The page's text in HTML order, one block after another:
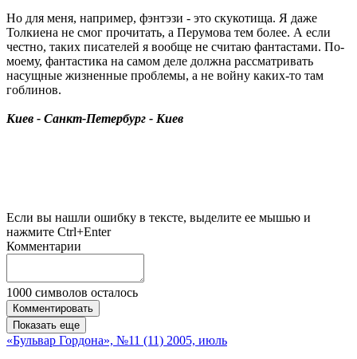
Но для меня, например, фэнтэзи - это скукотища. Я даже
Толкиена не смог прочитать, а Перумова тем более. А если
честно, таких писателей я вообще не считаю фантастами. По-
моему, фантастика на самом деле должна рассматривать
насущные жизненные проблемы, а не войну каких-то там
гоблинов.
Киев - Санкт-Петербург - Киев
Если вы нашли ошибку в тексте, выделите ее мышью и
нажмите Ctrl+Enter
Комментарии
1000 символов осталось
Комментировать
Показать еще
«Бульвар Гордона», №11 (11) 2005, июль